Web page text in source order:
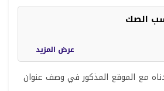
الصك
عرض المزيد
مع الموقع المذكور في وصف عنوان